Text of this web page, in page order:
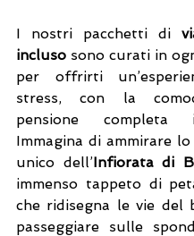
I nostri pacchetti di
incluso sono curati in
per offrirti
stress, con la
pensione
Immagina di ammirare
unico dell’Infiorata di
immenso tappeto di
che ridisegna le vie del
passeggiare sulle